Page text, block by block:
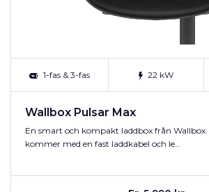
1-fas & 3-fas 22 kW
Wallbox Pulsar Max
En smart och kompakt laddbox från Wallbox.
kommer med en fast laddkabel och le…